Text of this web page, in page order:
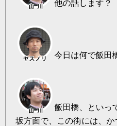
他の話します？
今日は何で飯田
飯田橋、といっ
坂方面で、この街には、